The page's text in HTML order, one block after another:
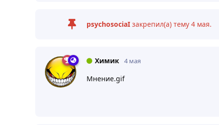
psychosociaI закрепил(а) тему 4 мая.
Химик 4 мая
Мнение.gif